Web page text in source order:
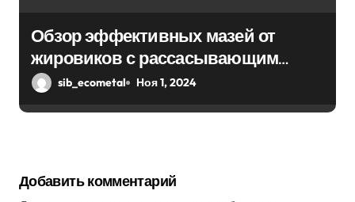
Обзор эффективных мазей от
жировиков с рассасывающим
эффектом
sib_ecometal Ноя 1, 2024
Добавить комментарий